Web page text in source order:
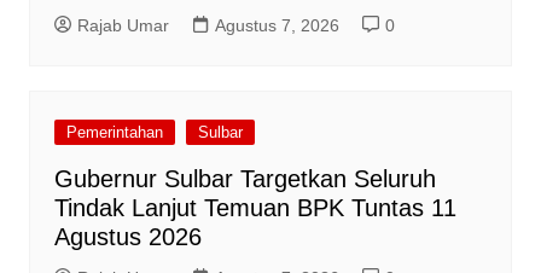
Rajab Umar Agustus 7, 2026 0
Pemerintahan Sulbar
Gubernur Sulbar Targetkan Seluruh
Tindak Lanjut Temuan BPK Tuntas 11
Agustus 2026